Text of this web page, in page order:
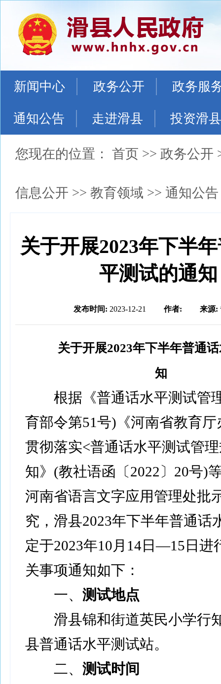
新闻中心 政务公开 政务服
通知公告 走进滑县 投资滑县
您现在的位置： 首页 >> 政务公开
信息公开 >> 教育领域 >> 通知公告
关于开展2023年下半
平测试的通知
发布时间: 2023-12-21 作者: 来源:
关于开展2023年下半年普通
知
根据《普通话水平测试管
育部令第51号)《河南省教育
贯彻落实<普通话水平测试管
知》(教社语函〔2022〕20号)
河南省语言文字应用管理处批
究，滑县2023年下半年普通话
定于2023年10月14日—15日进
关事项通知如下：
一、 测试地点
滑县锦和街道英民小学行
县普通话水平测试站。
二、 测试时间